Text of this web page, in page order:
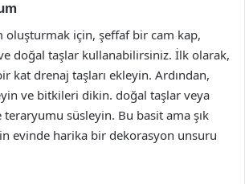
oluşturmak için, şeffaf bir cam kap,
doğal taşlar kullanabilirsiniz. İlk olarak,
kat drenaj taşları ekleyin. Ardından,
ve bitkileri dikin. doğal taşlar veya
süsleyin. Bu basit ama şık
evinde harika bir dekorasyon unsuru